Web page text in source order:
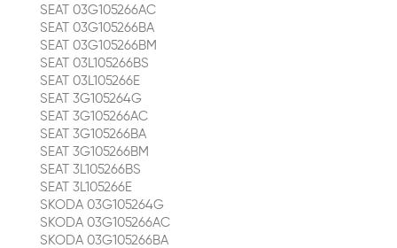
SEAT 03G105266AC
SEAT 03G105266BA
SEAT 03G105266BM
SEAT 03L105266BS
SEAT 03L105266E
SEAT 3G105264G
SEAT 3G105266AC
SEAT 3G105266BA
SEAT 3G105266BM
SEAT 3L105266BS
SEAT 3L105266E
SKODA 03G105264G
SKODA 03G105266AC
SKODA 03G105266BA